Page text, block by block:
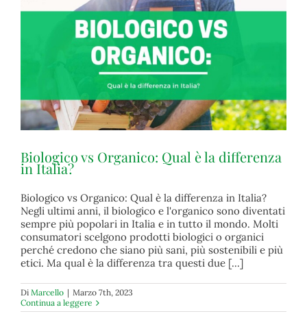
Biologico vs Organico: Qual è la differenza in Italia?
biologico
Biologico vs Organico: Qual è la differenza
in Italia?
Biologico vs Organico: Qual è la differenza in Italia?
Negli ultimi anni, il biologico e l'organico sono diventati
sempre più popolari in Italia e in tutto il mondo. Molti
consumatori scelgono prodotti biologici o organici
perché credono che siano più sani, più sostenibili e più
etici. Ma qual è la differenza tra questi due [...]
Di Marcello | Marzo 7th, 2023
Continua a leggere